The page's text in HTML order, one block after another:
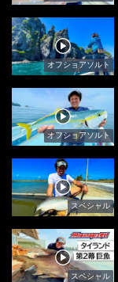
オフショアソルト
オフショアソルト
スペシャル
スペシャル